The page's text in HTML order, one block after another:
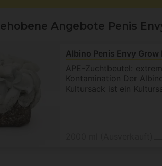
Angebote Penis
Albino Penis Envy Grow
APE-Zuchtbeutel:
Kontamination Der
Kultursack ist ein